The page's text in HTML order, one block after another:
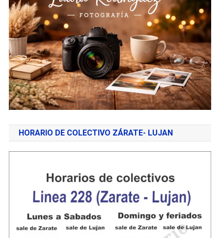
HORARIO DE COLECTIVO ZÁRATE- LUJAN